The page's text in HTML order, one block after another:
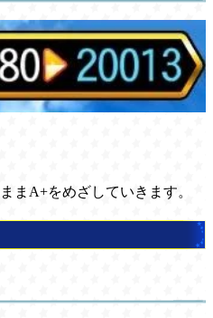
まA+をめざしていきます。